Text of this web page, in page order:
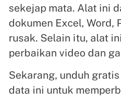
sekejap mata. Alat ini
dokumen Excel, Word,
rusak. Selain itu, alat
perbaikan video dan
Sekarang, unduh
data ini untuk